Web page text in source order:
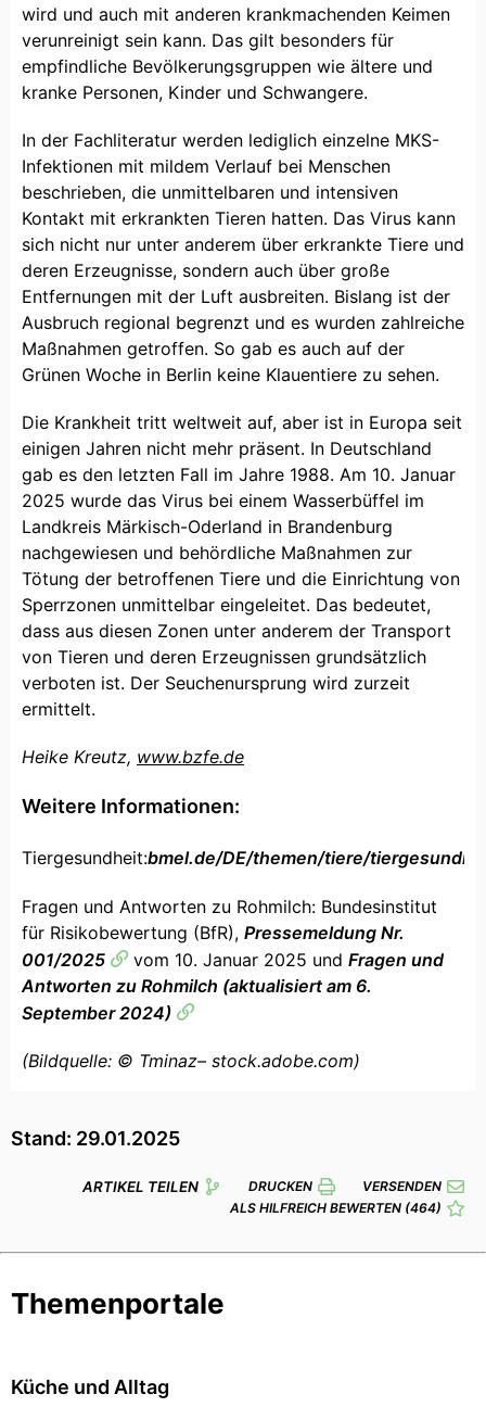
wird und auch mit anderen krankmachenden Keimen
verunreinigt sein kann. Das gilt besonders für
empfindliche Bevölkerungsgruppen wie ältere und
kranke Personen, Kinder und Schwangere.
In der Fachliteratur werden lediglich einzelne MKS-
Infektionen mit mildem Verlauf bei Menschen
beschrieben, die unmittelbaren und intensiven
Kontakt mit erkrankten Tieren hatten. Das Virus kann
sich nicht nur unter anderem über erkrankte Tiere und
deren Erzeugnisse, sondern auch über große
Entfernungen mit der Luft ausbreiten. Bislang ist der
Ausbruch regional begrenzt und es wurden zahlreiche
Maßnahmen getroffen. So gab es auch auf der
Grünen Woche in Berlin keine Klauentiere zu sehen.
Die Krankheit tritt weltweit auf, aber ist in Europa seit
einigen Jahren nicht mehr präsent. In Deutschland
gab es den letzten Fall im Jahre 1988. Am 10. Januar
2025 wurde das Virus bei einem Wasserbüffel im
Landkreis Märkisch-Oderland in Brandenburg
nachgewiesen und behördliche Maßnahmen zur
Tötung der betroffenen Tiere und die Einrichtung von
Sperrzonen unmittelbar eingeleitet. Das bedeutet,
dass aus diesen Zonen unter anderem der Transport
von Tieren und deren Erzeugnissen grundsätzlich
verboten ist. Der Seuchenursprung wird zurzeit
ermittelt.
Heike Kreutz, www.bzfe.de
Weitere Informationen:
Tiergesundheit:bmel.de/DE/themen/tiere/
Fragen und Antworten zu Rohmilch: Bundesinstitut
für Risikobewertung (BfR), Pressemeldung Nr.
001/2025
vom 10. Januar 2025 und Fragen und
Antworten zu Rohmilch (aktualisiert am 6.
September 2024)
(Bildquelle: © Tminaz– stock.adobe.com)
Stand: 29.01.2025
ARTIKEL TEILEN DRUCKEN
VERSENDEN
ALS HILFREICH BEWERTEN (464)
Themenportale
Küche und Alltag